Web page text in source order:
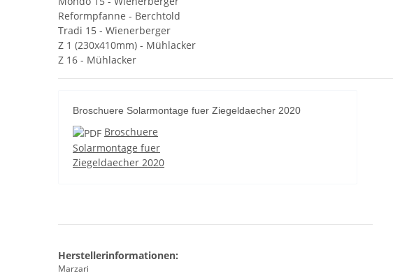
Reformpfanne - Berchtold
Tradi 15 - Wienerberger
Z 1 (230x410mm) - Mühlacker
Z 16 - Mühlacker
Broschuere Solarmontage fuer Ziegeldaecher 2020
Broschuere
Solarmontage fuer
Ziegeldaecher 2020
Herstellerinformationen:
Marzari